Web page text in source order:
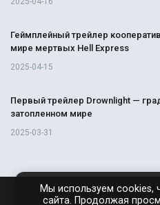
Геймплейный трейлер
мире мертвых Hell Express
2025-04-15
Первый трейлер Drownlight —
затопленном мире
2025-03-31
Мы используем cookies,
сайта. Продолжая